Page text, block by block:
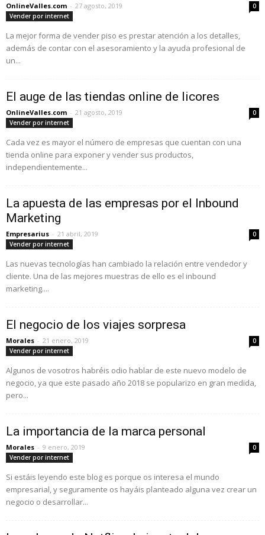
OnlineValles.com - 27 agosto, 2019
0
Vender por internet
La mejor forma de vender piso es prestar atención a los detalles,
además de contar con el asesoramiento y la ayuda profesional de
un...
El auge de las tiendas online de licores
OnlineValles.com - 21 agosto, 2019
0
Vender por internet
Cada vez es mayor el número de empresas que cuentan con una
tienda online para exponer y vender sus productos,
independientemente...
La apuesta de las empresas por el Inbound
Marketing
Empresarius - 21 abril, 2019
0
Vender por internet
Las nuevas tecnologías han cambiado la relación entre vendedor y
cliente. Una de las mejores muestras de ello es el inbound
marketing....
El negocio de los viajes sorpresa
Morales - 21 enero, 2019
0
Vender por internet
Algunos de vosotros habréis odio hablar de este nuevo modelo de
negocio, ya que este pasado año 2018 se popularizo en gran medida,
pero...
La importancia de la marca personal
Morales - 9 enero, 2019
0
Vender por internet
Si estáis leyendo este blog es porque os interesa el mundo
empresarial, y seguramente os hayáis planteado alguna vez crear un
negocio o desarrollar...